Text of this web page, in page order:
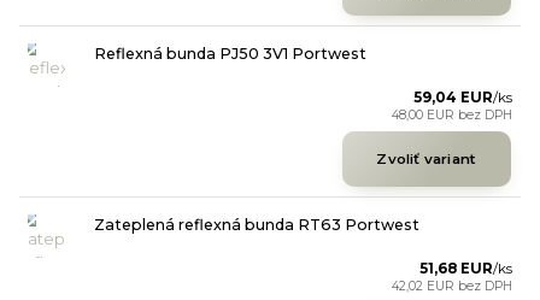
Reflexná bunda PJ50 3V1 Portwest
59,04 EUR/ks
48,00 EUR bez DPH
Zvoliť variant
Zateplená reflexná bunda RT63 Portwest
51,68 EUR/ks
42,02 EUR bez DPH